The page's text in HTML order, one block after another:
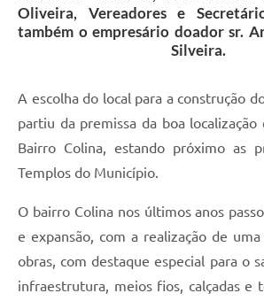
Oliveira, Vereadores e
também o empresário doador sr.
Silveira.
A escolha do local para a construção
partiu da premissa da boa
Bairro Colina, estando próximo as
Templos do Município.
O bairro Colina nos últimos anos
e expansão, com a realização de
obras, com destaque especial para o
infraestrutura, meios fios, calçadas e